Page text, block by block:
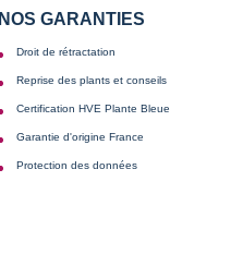
NOS GARANTIES
Droit de rétractation
Reprise des plants et conseils
Certification HVE Plante Bleue
Garantie d'origine France
Protection des données